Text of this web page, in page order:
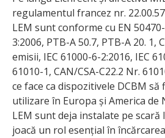
regulamentul francez nr.
LEM sunt conforme cu EN
3:2006, PTB-A 50.7, PTB-A 20. 1,
emisii, IEC 61000-6-2:2016, IEC
61010-1, CAN/CSA-C22.2 Nr.
ce face ca dispozitivele DCBM
utilizare în Europa și America de
LEM sunt deja instalate pe
joacă un rol esențial în